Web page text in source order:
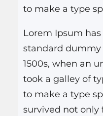
to make a type
Lorem Ipsum
standard dummy
1500s, when an
took a galley of
to make a type
survived not only